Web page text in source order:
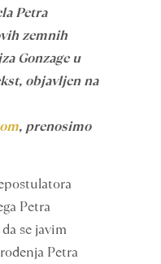
Petra
zemnih
Gonzage u
objavljen na
, prenosimo
Petra
se javim
Petra